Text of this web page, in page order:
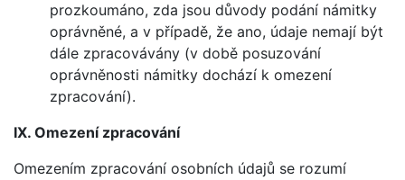
prozkoumáno, zda jsou důvody podání námitky
oprávněné, a v případě, že ano, údaje nemají být
dále zpracovávány (v době posuzování
oprávněnosti námitky dochází k omezení
zpracování).
IX. Omezení zpracování
Omezením zpracování osobních údajů se rozumí